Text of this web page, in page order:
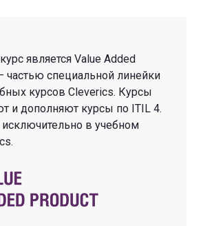
является Value Added
частью специальной линейки
курсов Cleverics. Курсы
и дополняют курсы по ITIL 4.
в учебном